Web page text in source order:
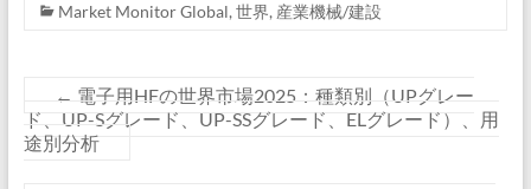
Market Monitor Global, 世界, 産業機械/建設
← 電子用HFの世界市場2025：種類別（UPグレー
ド、UP-Sグレード、UP-SSグレード、ELグレード）、用
途別分析